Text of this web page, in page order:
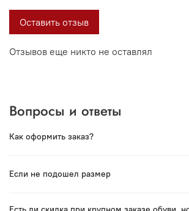
Отзывов еще никто не оставлял
Оставить отзыв
Вопросы и ответы
Как оформить заказ?
произведена в России. Мы
Если не подошел размер